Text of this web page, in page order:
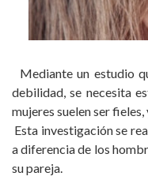
Mediante un estudio
debilidad, se necesita
mujeres suelen ser
Esta investigación se
a diferencia de los
su pareja.